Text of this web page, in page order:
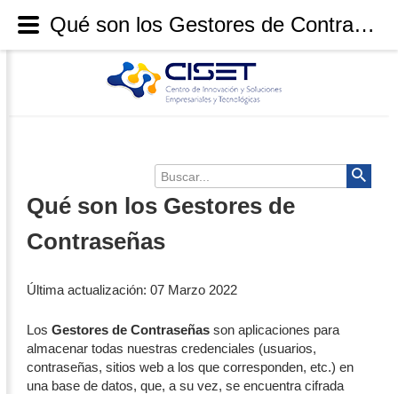
Buscar...
Qué son los Gestores de
Contraseñas
Última actualización: 07 Marzo 2022
Los Gestores de Contraseñas son aplicaciones para
almacenar todas nuestras credenciales (usuarios,
contraseñas, sitios web a los que corresponden, etc.) en
una base de datos, que, a su vez, se encuentra cifrada
Qué son los Gestores de Contraseñas